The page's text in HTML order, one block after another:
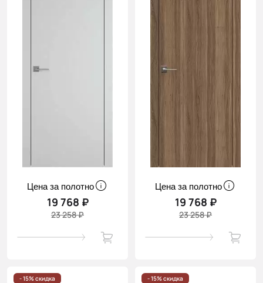
Цена за полотно
19 768 ₽
23 258 ₽
Цена за полотно
19 768 ₽
23 258 ₽
- 15% скидка - 15% скидка